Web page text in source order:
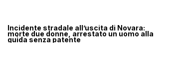
Incidente stradale all’uscita di Novara:
morte due donne, arrestato un uomo alla
guida senza patente